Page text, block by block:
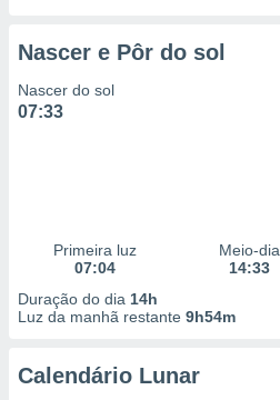
Nascer e Pôr do sol
Nascer do sol
07:33
Primeira luz
07:04
Meio-dia
14:33
Duração do dia 14h
Luz da manhã restante 9h54m
Calendário Lunar